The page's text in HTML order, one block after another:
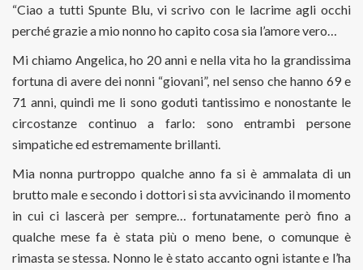
“Ciao a tutti Spunte Blu, vi scrivo con le lacrime agli occhi
perché grazie a mio nonno ho capito cosa sia l’amore vero…
Mi chiamo Angelica, ho 20 anni e nella vita ho la grandissima
fortuna di avere dei nonni “giovani”, nel senso che hanno 69 e
71 anni, quindi me li sono goduti tantissimo e nonostante le
circostanze continuo a farlo: sono entrambi persone
simpatiche ed estremamente brillanti.
Mia nonna purtroppo qualche anno fa si è ammalata di un
brutto male e secondo i dottori si sta avvicinando il momento
in cui ci lascerà per sempre… fortunatamente però fino a
qualche mese fa è stata più o meno bene, o comunque è
rimasta se stessa. Nonno le è stato accanto ogni istante e l’ha